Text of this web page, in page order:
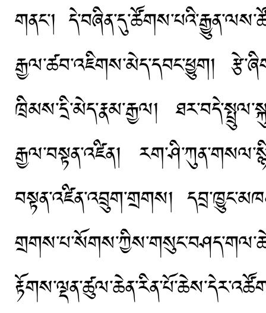
གནང་།
རྒྱལ་ཚབ་འཇིགས་མེད་དབང་ཕྱུག།
ཁྲིམས་དྲི་མེད་རྣམ་རྒྱལ།
རྒྱལ་བསྟན་འཛིན།
བསྟན་འཛིན་འབྲུག་གྲགས།